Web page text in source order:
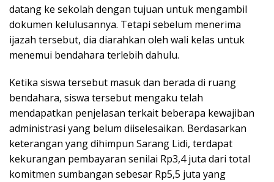
datang ke sekolah dengan tujuan untuk mengambil
dokumen kelulusannya. Tetapi sebelum menerima
ijazah tersebut, dia diarahkan oleh wali kelas untuk
menemui bendahara terlebih dahulu.
Ketika siswa tersebut masuk dan berada di ruang
bendahara, siswa tersebut mengaku telah
mendapatkan penjelasan terkait beberapa kewajiban
administrasi yang belum diiselesaikan. Berdasarkan
keterangan yang dihimpun Sarang Lidi, terdapat
kekurangan pembayaran senilai Rp3,4 juta dari total
komitmen sumbangan sebesar Rp5,5 juta yang